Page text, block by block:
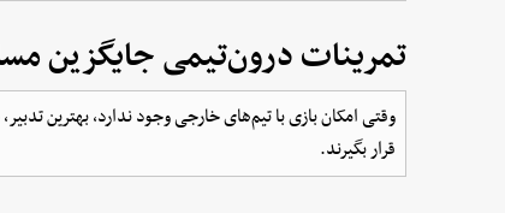
تمرینات درون‌تیمی جایگزین
وقتی امکان بازی با تیم‌های خارجی وجود ندارد، بهترین
قرار بگیرند.